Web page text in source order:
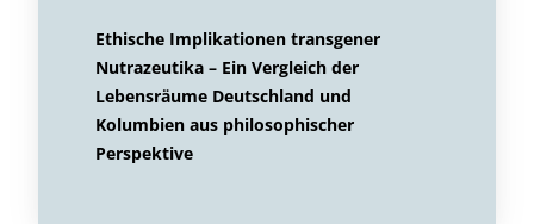
Ethische Implikationen transgener
Nutrazeutika – Ein Vergleich der
Lebensräume Deutschland und
Kolumbien aus philosophischer
Perspektive